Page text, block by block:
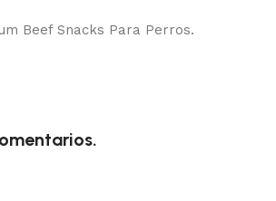
Beef Snacks Para Perros.